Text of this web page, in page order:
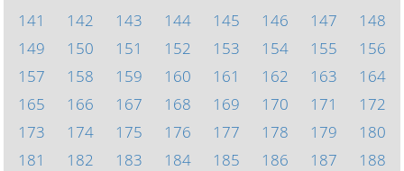
141
142 143 144 145 146 147
148
149
150 151 152 153 154 155
156
157
158 159 160 161 162 163
164
165
166 167 168 169 170 171
172
173
174 175 176 177 178 179
180
181
182 183 184 185 186 187
188